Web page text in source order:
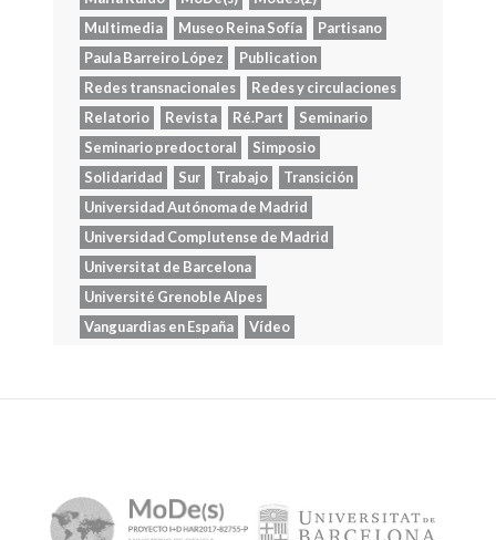
Multimedia
Museo Reina Sofía
Partisano
Paula Barreiro López
Publication
Redes transnacionales
Redes y circulaciones
Relatorio
Revista Ré.Part
Seminario
Seminario predoctoral
Simposio
Solidaridad
Sur Trabajo
Transición
Universidad Autónoma de Madrid
Universidad Complutense de Madrid
Universitat de Barcelona
Université Grenoble Alpes
Vanguardias en España
Vídeo